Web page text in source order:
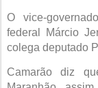
O vice-
federal Márcio
colega deputado
Camarão diz